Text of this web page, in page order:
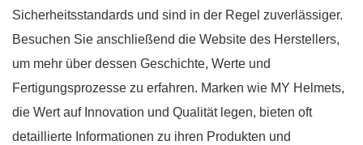
Sicherheitsstandards und sind in der Regel zuverlässiger.
Besuchen Sie anschließend die Website des Herstellers,
um mehr über dessen Geschichte, Werte und
Fertigungsprozesse zu erfahren. Marken wie MY Helmets,
die Wert auf Innovation und Qualität legen, bieten oft
detaillierte Informationen zu ihren Produkten und